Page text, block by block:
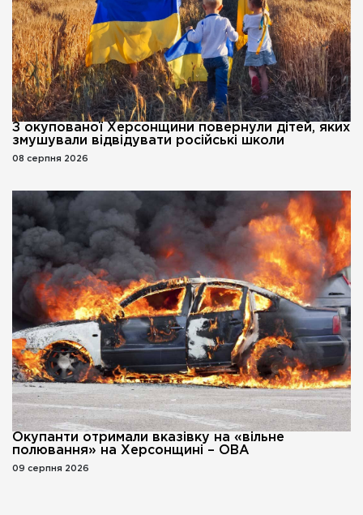
З окупованої Херсонщини повернули дітей, яких
змушували відвідувати російські школи
08 серпня 2026
Окупанти отримали вказівку на «вільне
полювання» на Херсонщині – ОВА
09 серпня 2026